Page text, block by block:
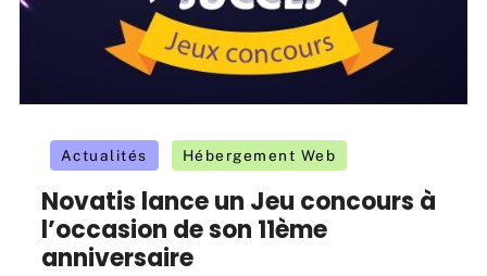
Actualités Hébergement Web
Novatis lance un Jeu concours à
l’occasion de son 11ème
anniversaire